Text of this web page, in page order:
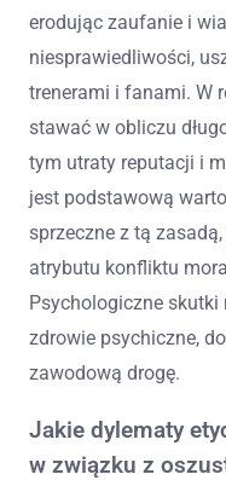
erodując zaufanie i
niesprawiedliwości,
trenerami i fanami. W
stawać w obliczu
tym utraty reputacji i
jest podstawową
sprzeczne z tą
atrybutu konfliktu
Psychologiczne skutki
zdrowie psychiczne,
zawodową drogę.
Jakie dylematy
w związku z